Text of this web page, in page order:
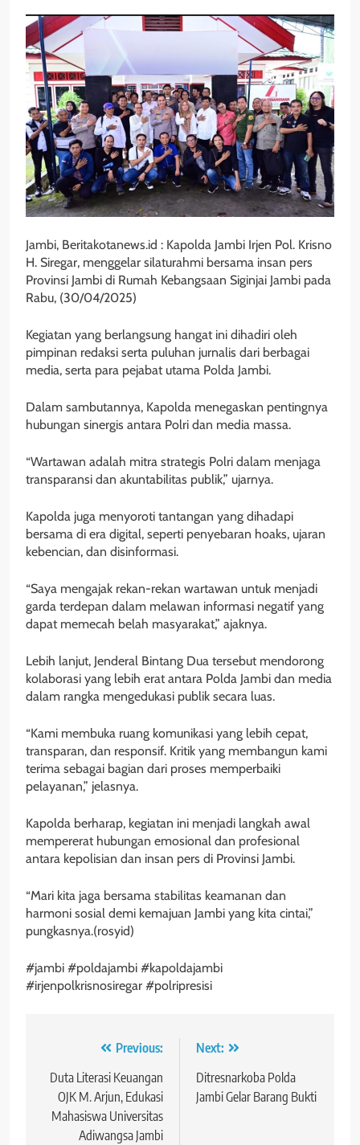
Jambi, Beritakotanews.id : Kapolda Jambi Irjen Pol. Krisno
H. Siregar, menggelar silaturahmi bersama insan pers
Provinsi Jambi di Rumah Kebangsaan Siginjai Jambi pada
Rabu, (30/04/2025)
Kegiatan yang berlangsung hangat ini dihadiri oleh
pimpinan redaksi serta puluhan jurnalis dari berbagai
media, serta para pejabat utama Polda Jambi.
Dalam sambutannya, Kapolda menegaskan pentingnya
hubungan sinergis antara Polri dan media massa.
“Wartawan adalah mitra strategis Polri dalam menjaga
transparansi dan akuntabilitas publik,” ujarnya.
Kapolda juga menyoroti tantangan yang dihadapi
bersama di era digital, seperti penyebaran hoaks, ujaran
kebencian, dan disinformasi.
“Saya mengajak rekan-rekan wartawan untuk menjadi
garda terdepan dalam melawan informasi negatif yang
dapat memecah belah masyarakat,” ajaknya.
Lebih lanjut, Jenderal Bintang Dua tersebut mendorong
kolaborasi yang lebih erat antara Polda Jambi dan media
dalam rangka mengedukasi publik secara luas.
“Kami membuka ruang komunikasi yang lebih cepat,
transparan, dan responsif. Kritik yang membangun kami
terima sebagai bagian dari proses memperbaiki
pelayanan,” jelasnya.
Kapolda berharap, kegiatan ini menjadi langkah awal
mempererat hubungan emosional dan profesional
antara kepolisian dan insan pers di Provinsi Jambi.
“Mari kita jaga bersama stabilitas keamanan dan
harmoni sosial demi kemajuan Jambi yang kita cintai,”
pungkasnya.(rosyid)
#jambi #poldajambi #kapoldajambi
#irjenpolkrisnosiregar #polripresisi
Navigasi
pos
Previous:
Duta Literasi Keuangan
OJK M. Arjun, Edukasi
Mahasiswa Universitas
Adiwangsa Jambi
Next:
Ditresnarkoba Polda
Jambi Gelar Barang Bukti